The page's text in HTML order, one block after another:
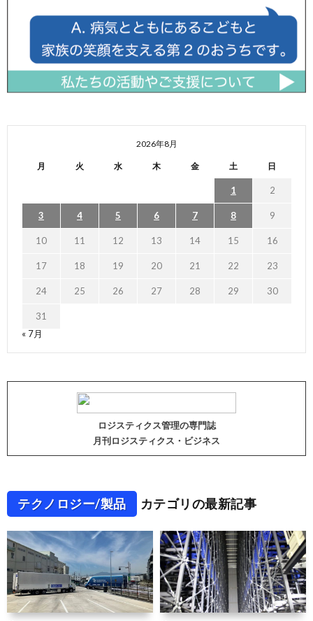
2026年8月
月 火 水 木 金 土 日
1 2
3 4 5 6 7 8 9
10 11 12 13 14 15 16
17 18 19 20 21 22 23
24 25 26 27 28 29 30
31
« 7月
ロジスティクス管理の専門誌
月刊ロジスティクス・ビジネス
テクノロジー/製品 カテゴリの最新記事